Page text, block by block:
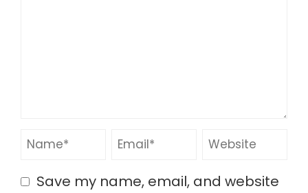
Save my name, email, and website